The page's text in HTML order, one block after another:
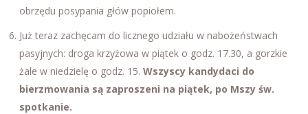
obrzędu posypania głów popiołem.
Już teraz zachęcam do licznego udziału w nabożeństwach
pasyjnych: droga krzyżowa w piątek o godz. 17.30, a gorzkie
żale w niedzielę o godz. 15.Wszyscy kandydaci do
bierzmowania są zaproszeni na piątek, po Mszy św.
spotkanie.